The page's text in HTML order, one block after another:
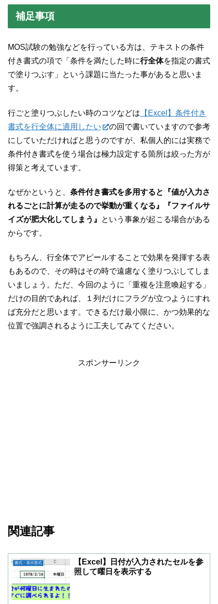
補足事項
MOS試験の勉強などを行っている方は、テキストの条件
付き書式の項で「条件を満たした時に行全体を指定の書式
で塗りつぶす」という課題に当たった事があると思いま
す。
行ごと塗りつぶしたい時のコツなどは 【Excel】条件付き
書式を行全体に適用したい
の回で書いていますので参考
にしていただければと思うのですが、私個人的には実務で
条件付き書式を使う場合は極力設定する箇所は絞った方が
得策と考えています。
なぜかというと、 条件付き書式を多用すると『値が入力さ
れるごとに計算が走るので挙動が重くなる』『ファイルサ
イズが肥大化してしまう』
という事象が起こる場合がある
からです。
もちろん、行全体でアピールすることで効果を発揮する表
もあるので、その時はその時で遠慮なく塗りつぶしてしま
いましょう。ただ、今回のように「重複を注意喚起する」
だけの目的であれば、１列だけにフラグが立つようにすれ
ば充分だと思います。できるだけ最小限に、かつ効果的な
位置で強調されるように工夫してみてください。
スポンサーリンク
関連記事
書式・表示形式
【Excel】日付が入力されたセルを参
照して曜日を表示する